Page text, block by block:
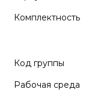
Комплектность
Код группы
Рабочая среда